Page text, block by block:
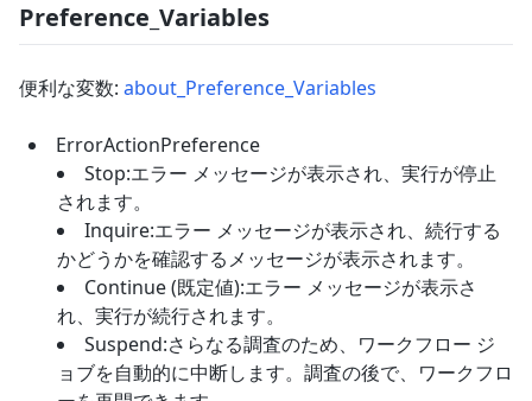
Preference_Variables
便利な変数: about_Preference_Variables
ErrorActionPreference
Stop:エラー メッセージが表示され、実行が停止
されます。
Inquire:エラー メッセージが表示され、続行する
かどうかを確認するメッセージが表示されます。
Continue (既定値):エラー メッセージが表示さ
れ、実行が続行されます。
Suspend:さらなる調査のため、ワークフロー ジ
ョブを自動的に中断します。調査の後で、ワークフロ